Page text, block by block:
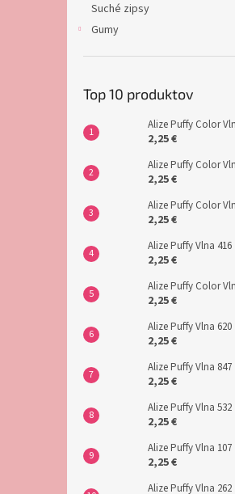
Suché zipsy
Gumy
Top 10 produktov
Alize Puffy Color
2,25 €
Alize Puffy Color
2,25 €
Alize Puffy Color
2,25 €
Alize Puffy Vlna 416
2,25 €
Alize Puffy Color
2,25 €
Alize Puffy Vlna 620
2,25 €
Alize Puffy Vlna 847
2,25 €
Alize Puffy Vlna 532
2,25 €
Alize Puffy Vlna 107
2,25 €
Alize Puffy Vlna 262